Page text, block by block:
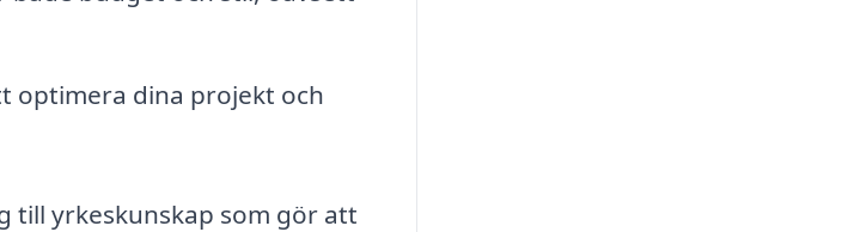
optimera dina projekt och
till yrkeskunskap som gör att